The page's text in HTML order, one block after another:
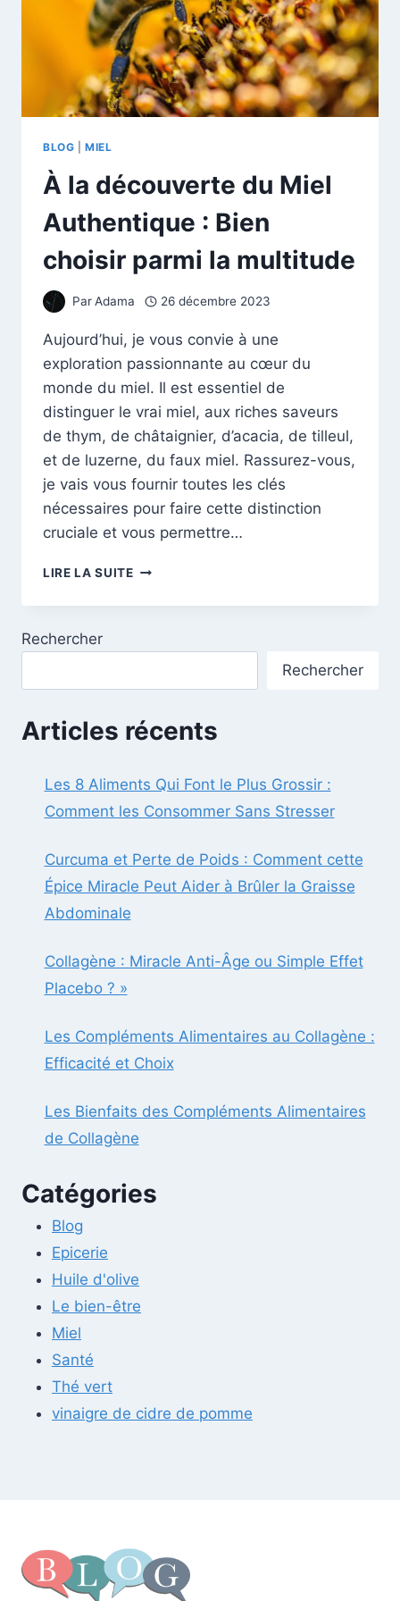
BLOG |MIEL
À la découverte du Miel
Authentique : Bien
choisir parmi la multitude
ParAdama 26 décembre 2023
Aujourd’hui, je vous convie à une
exploration passionnante au cœur du
monde du miel. Il est essentiel de
distinguer le vrai miel, aux riches saveurs
de thym, de châtaignier, d’acacia, de tilleul,
et de luzerne, du faux miel. Rassurez-vous,
je vais vous fournir toutes les clés
nécessaires pour faire cette distinction
cruciale et vous permettre…
LIRE LA SUITEÀ
DÉCOUVERTE
CHOISIR
PARMI
Rechercher
Rechercher
Articles récents
Les 8 Aliments Qui Font le Plus Grossir :
Comment les Consommer Sans Stresser
Curcuma et Perte de Poids : Comment cette
Épice Miracle Peut Aider à Brûler la Graisse
Abdominale
Collagène : Miracle Anti-Âge ou Simple Effet
Placebo ? »
Les Compléments Alimentaires au Collagène :
Efficacité et Choix
Les Bienfaits des Compléments Alimentaires
de Collagène
Catégories
Blog
Epicerie
Huile d'olive
Le bien-être
Miel
Santé
Thé vert
vinaigre de cidre de pomme